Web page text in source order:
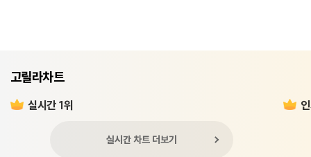
고릴라차트
실시간 1위
실시간 차트 더보기